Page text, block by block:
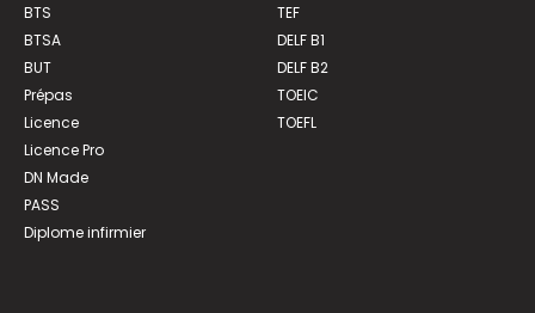
BTS
BTSA
BUT
Prépas
Licence
Licence Pro
DN Made
PASS
Diplome infirmier
TEF
DELF B1
DELF B2
TOEIC
TOEFL